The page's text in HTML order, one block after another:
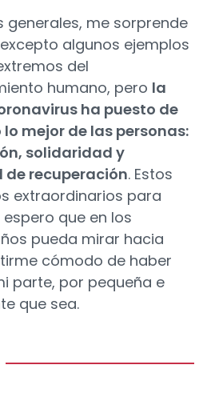
generales, me sorprende
algunos ejemplos
del
humano, pero la
ha puesto de
mejor de las personas:
solidaridad y
recuperación. Estos
extraordinarios para
que en los
pueda mirar hacia
cómodo de haber
parte, por pequeña e
que sea.